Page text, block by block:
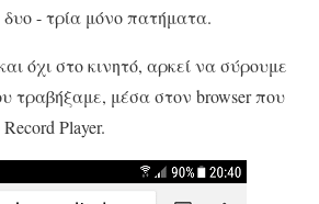
- τρία μόνο πατήματα.
όχι στο κινητό, αρκεί να σύρουμε
τραβήξαμε, μέσα στον browser που
Player.